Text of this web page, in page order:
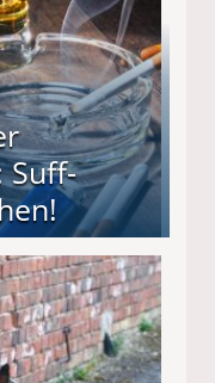
Suff-